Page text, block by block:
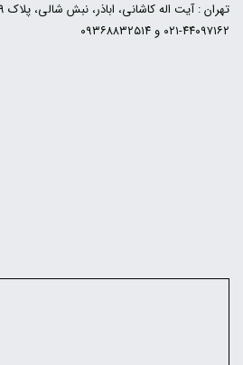
۴۴۰۹۷۱۶۲-۰۲۱ و ۰۹۳۶۸۸۳۲۵۱۴